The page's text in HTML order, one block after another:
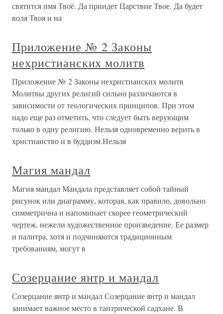
святится имя Твоё. Да приидет Царствие Твое. Да будет
воля Твоя и на
Приложение № 2 Законы
нехристианских молитв
Приложение № 2 Законы нехристианских молитв
Молитвы других религий сильно различаются в
зависимости от теологических принципов. При этом
надо еще раз отметить, что следует быть верующим
только в одну религию. Нельзя одновременно верить в
христианство и в буддизм.Нельзя
Магия мандал
Магия мандал Мандала представляет собой тайный
рисунок или диаграмму, которая, как правило, довольно
симметрична и напоминает скорее геометрический
чертеж, нежели художественное произведение. Ее размер
и палитра, хотя и подчиняются традиционным
требованиям, могут в
Созерцание янтр и мандал
Созерцание янтр и мандал Созерцание янтр и мандал
занимает важное место в тантрической садхане. В